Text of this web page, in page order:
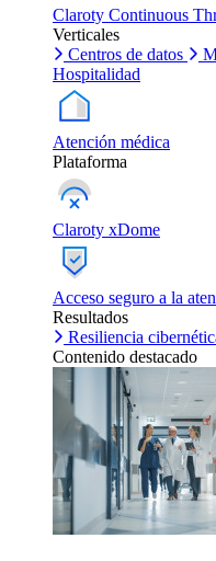
Claroty Continuous
Verticales
Centros de datos
Hospitalidad
Atención médica
Plataforma
Claroty xDome
Acceso seguro a la
Resultados
Resiliencia
Contenido destacado